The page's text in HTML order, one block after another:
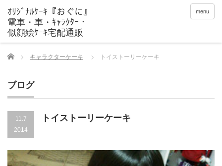
menu
Home キャラクターケーキ トイストーリーケーキ
ブログ
11.7
2014
トイストーリーケーキ